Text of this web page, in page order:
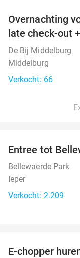
Overnachting
late check-out
De Bij Middelburg
Middelburg
Verkocht: 66
Entree tot
Bellewaerde Park
Ieper
Verkocht: 2.209
E-chopper